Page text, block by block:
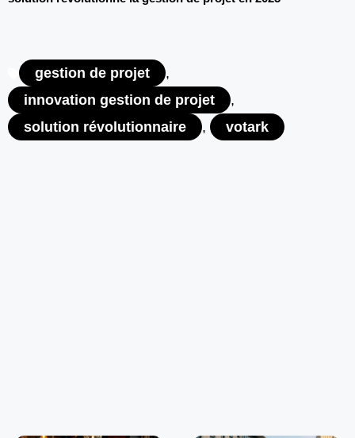
gestion de projet
,
innovation gestion de projet
,
solution révolutionnaire
, votark